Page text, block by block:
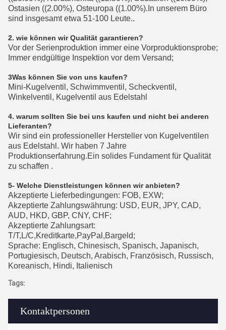
Kontaktpersonen
Ostasien ((2.00%), Osteuropa ((1.00%).In unserem Büro
sind insgesamt etwa 51-100 Leute..
2. wie können wir Qualität garantieren?
Vor der Serienproduktion immer eine Vorproduktionsprobe;
Immer endgültige Inspektion vor dem Versand;
3Was können Sie von uns kaufen?
Mini-Kugelventil, Schwimmventil, Scheckventil,
Winkelventil, Kugelventil aus Edelstahl
4. warum sollten Sie bei uns kaufen und nicht bei anderen
Lieferanten?
Wir sind ein professioneller Hersteller von Kugelventilen
aus Edelstahl. Wir haben 7 Jahre
Produktionserfahrung.Ein solides Fundament für Qualität
zu schaffen .
5- Welche Dienstleistungen können wir anbieten?
Akzeptierte Lieferbedingungen: FOB, EXW;
Akzeptierte Zahlungswährung: USD, EUR, JPY, CAD,
AUD, HKD, GBP, CNY, CHF;
Akzeptierte Zahlungsart:
T/T,L/C,Kreditkarte,PayPal,Bargeld;
Sprache: Englisch, Chinesisch, Spanisch, Japanisch,
Portugiesisch, Deutsch, Arabisch, Französisch, Russisch,
Koreanisch, Hindi, Italienisch
Tags: